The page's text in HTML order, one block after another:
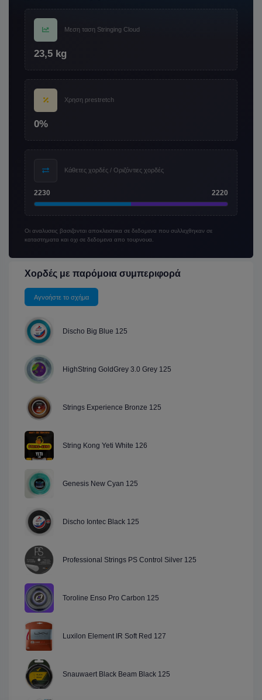
Μεση ταση Stringing Cloud
23,5 kg
Χρηση prestretch
0%
Κάθετες χορδές / Οριζόντιες χορδές
2230 2220
Οι αναλυσεις βασιζονται αποκλειστικα σε δεδομενα που συλλεχθηκαν σε
καταστηματα και οχι σε δεδομενα απο τουρνουα.
Χορδές με παρόμοια συμπεριφορά
Αγνοήστε το σχήμα
Discho Big Blue 125
HighString GoldGrey 3.0 Grey 125
Strings Experience Bronze 125
String Kong Yeti White 126
Genesis New Cyan 125
Discho Iontec Black 125
Professional Strings PS Control Silver 125
Toroline Enso Pro Carbon 125
Luxilon Element IR Soft Red 127
Snauwaert Black Beam Black 125